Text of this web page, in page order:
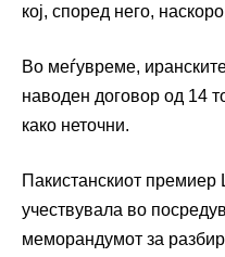
кој, според него,
Во меѓувреме,
наводен договор од 14
како неточни.
Пакистанскиот
учествувала во
меморандумот за